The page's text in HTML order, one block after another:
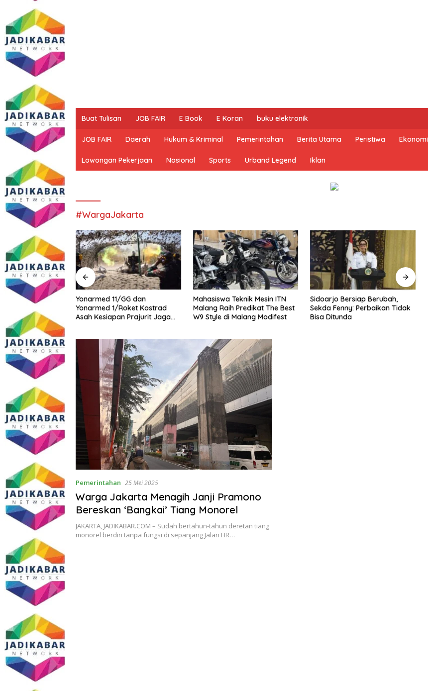
Buat Tulisan JOB FAIR E Book E Koran buku elektronik
JOB FAIR Daerah Hukum & Kriminal Pemerintahan Berita Utama Peristiwa Ekonomi
Lowongan Pekerjaan Nasional Sports Urband Legend Iklan
#WargaJakarta
Wartawan
Gedung,
SMAN 1
DPD IWOI
Yonarmed 11/GG dan
Yonarmed 1/Roket Kostrad
Asah Kesiapan Prajurit Jaga
Mahasiswa Teknik Mesin ITN
Malang Raih Predikat The Best
W9 Style di Malang Modifest
Sidoarjo Bersiap Berubah,
Sekda Fenny: Perbaikan Tidak
Bisa Ditunda
Pemerintahan 25 Mei 2025
Warga Jakarta Menagih Janji Pramono
Bereskan ‘Bangkai’ Tiang Monorel
JAKARTA, JADIKABAR.COM – Sudah bertahun-tahun deretan tiang
monorel berdiri tanpa fungsi di sepanjang Jalan HR…